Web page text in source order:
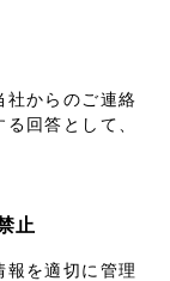
社からのご連絡
回答として、
止
報を適切に管理